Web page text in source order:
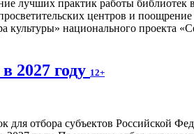
центров и
национального проекта
2027 году 12+
для отбора субъектов Российской